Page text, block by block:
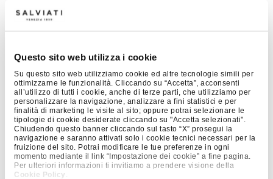
Questo sito web utilizza i cookie
Su questo sito web utilizziamo cookie ed altre tecnologie simili per
ottimizzarne le funzionalità. Cliccando su “Accetta”, acconsenti
all’utilizzo di tutti i cookie, anche di terze parti, che utilizziamo per
personalizzare la navigazione, analizzare a fini statistici e per
finalità di marketing le visite al sito; oppure potrai selezionare le
tipologie di cookie desiderate cliccando su "Accetta selezionati".
Chiudendo questo banner cliccando sul tasto “X” prosegui la
navigazione e saranno attivati solo i cookie tecnici necessari per la
fruizione del sito. Potrai modificare le tue preferenze in ogni
momento mediante il link “Impostazione dei cookie” a fine pagina.
Per ulteriori informazioni ti invitiamo a prendere visione della
Cookie Policy
informazioni su questo articolo potete contattarci a
shop@salviati.it
DETTAGLI
Dimensioni 120 × 120 × 200 cm
Anno
2019